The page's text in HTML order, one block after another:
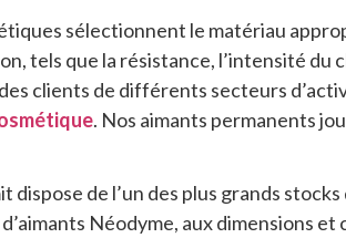
sélectionnent le matériau
tels que la résistance, l’intensité du
clients de différents secteurs
. Nos aimants permanents
dispose de l’un des plus grands
Néodyme, aux dimensions